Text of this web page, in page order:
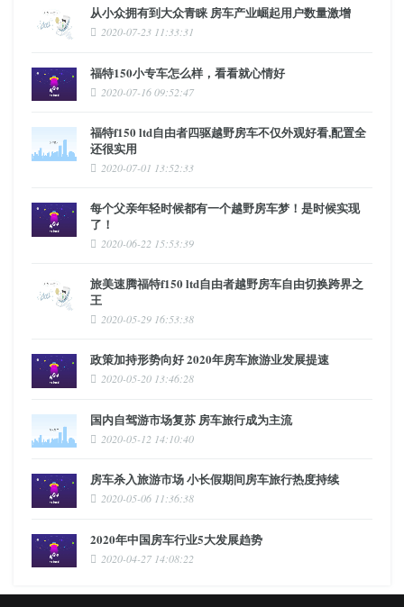
从小众拥有到大众青睐 房车产业崛起用户数量激增
2020-07-23 11:33:31
福特150小专车怎么样，看看就心情好
2020-07-16 09:52:47
福特f150 ltd自由者四驱越野房车不仅外观好看,配置全
还很实用
2020-07-01 13:52:33
每个父亲年轻时候都有一个越野房车梦！是时候实现
了！
2020-06-22 15:53:39
旅美速腾福特f150 ltd自由者越野房车自由切换跨界之
王
2020-05-29 16:53:38
政策加持形势向好 2020年房车旅游业发展提速
2020-05-20 13:46:28
国内自驾游市场复苏 房车旅行成为主流
2020-05-12 14:10:40
房车杀入旅游市场 小长假期间房车旅行热度持续
2020-05-06 11:36:38
2020年中国房车行业5大发展趋势
2020-04-27 14:08:22